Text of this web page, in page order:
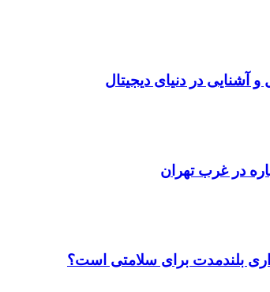
آشنایی در دنیای دیجیتال
در غرب تهران
بلندمدت برای سلامتی است؟